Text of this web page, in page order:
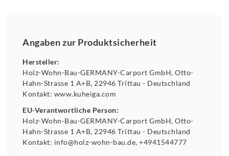
Angaben zur Produktsicherheit
Hersteller:
Holz-Wohn-Bau-GERMANY-Carport GmbH Otto-
Hahn-Strasse 1 A+B 22946 Trittau
Deutschland
Kontakt: www.kuheiga.com
EU-Verantwortliche Person:
Holz-Wohn-Bau-GERMANY-Carport GmbH Otto-
Hahn-Strasse 1 A+B 22946 Trittau
Deutschland
Kontakt: info@holz-wohn-bau.de +4941544777